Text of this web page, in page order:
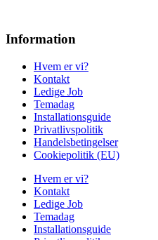
Information
Hvem er vi?
Kontakt
Ledige Job
Temadag
Installationsguide
Privatlivspolitik
Handelsbetingelser
Cookiepolitik (EU)
Hvem er vi?
Kontakt
Ledige Job
Temadag
Installationsguide